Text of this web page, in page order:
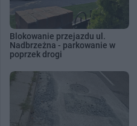
Blokowanie przejazdu ul.
Nadbrzeżna - parkowanie w
poprzek drogi